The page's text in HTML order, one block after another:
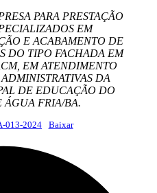
PARA PRESTAÇÃO
EM
E ACABAMENTO DE
DO TIPO FACHADA EM
EM ATENDIMENTO
DA
DE EDUCAÇÃO DO
FRIA/BA.
013-2024 Baixar